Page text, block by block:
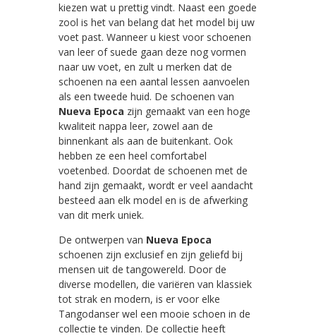
kiezen wat u prettig vindt. Naast een goede
zool is het van belang dat het model bij uw
voet past. Wanneer u kiest voor schoenen
van leer of suede gaan deze nog vormen
naar uw voet, en zult u merken dat de
schoenen na een aantal lessen aanvoelen
als een tweede huid. De schoenen van
Nueva Epoca zijn gemaakt van een hoge
kwaliteit nappa leer, zowel aan de
binnenkant als aan de buitenkant. Ook
hebben ze een heel comfortabel
voetenbed. Doordat de schoenen met de
hand zijn gemaakt, wordt er veel aandacht
besteed aan elk model en is de afwerking
van dit merk uniek.
De ontwerpen van Nueva Epoca
schoenen zijn exclusief en zijn geliefd bij
mensen uit de tangowereld. Door de
diverse modellen, die variëren van klassiek
tot strak en modern, is er voor elke
Tangodanser wel een mooie schoen in de
collectie te vinden. De collectie heeft